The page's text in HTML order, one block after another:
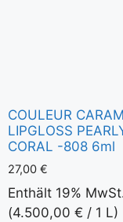
COULEUR
LIPGLOSS
CORAL -808 6ml
27,00 €
Enthält 19%
(4.500,00 € / 1 L)